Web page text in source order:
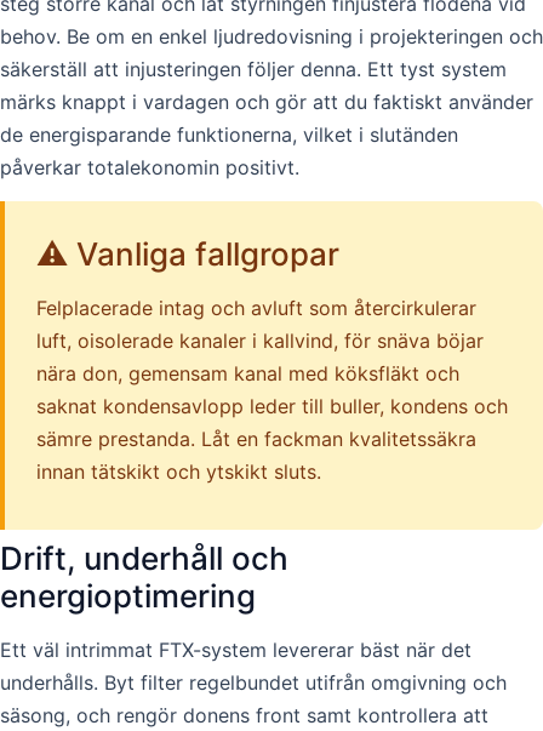
behov. Be om en enkel ljudredovisning i projekteringen och
säkerställ att injusteringen följer denna. Ett tyst system
märks knappt i vardagen och gör att du faktiskt använder
de energisparande funktionerna, vilket i slutänden
påverkar totalekonomin positivt.
⚠️ Vanliga fallgropar
Felplacerade intag och avluft som återcirkulerar
luft, oisolerade kanaler i kallvind, för snäva böjar
nära don, gemensam kanal med köksfläkt och
saknat kondensavlopp leder till buller, kondens och
sämre prestanda. Låt en fackman kvalitetssäkra
innan tätskikt och ytskikt sluts.
Drift, underhåll och
energioptimering
Ett väl intrimmat FTX-system levererar bäst när det
underhålls. Byt filter regelbundet utifrån omgivning och
säsong, och rengör donens front samt kontrollera att